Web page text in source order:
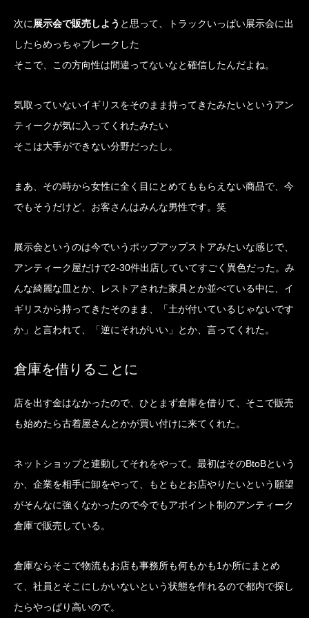
次に 展示会で販売しよう と思って、トラックいっぱい展示会に出
したらめっちゃブレークした
そこで、この方向性は間違ってないなと確信したんだよね。
気取っていないイギリスをそのまま持ってきたみたいというアン
ティークが気に入ってくれたみたい
そこは大手ができない分野だったし。
まあ、その時から女性に全く目にとめてももらえない商品で、今
でもそうだけど、お客さんはみんな男性です。笑
展示会というのは今でいうポップアップストアみたいな感じで、
アンティーク屋だけで2-30件出店していてすごく異色だった。み
んな綺麗な皿とか、レストアされた家具とか並べている中に、イ
ギリスから持ってきたそのまま、「土が付いているじゃないです
か」と言われて、「逆にそれがいい」とか、言ってくれた。
倉庫を借りることに
店を出す金はなかったので、ひとまず倉庫を借りて、そこで販売
も始めたら古着屋さんとかが買い付けに来てくれた。
ネットショップと連動してそれをやって。最初はそのBtoBという
か、企業を相手に卸をやって、もともとお店やりたいという願望
がそんなに強くなかったので今でもアポイント制のアンティーク
倉庫で販売している。
倉庫ならそこで物流もお店も事務所も何もかも1か所にまとめ
て、社員とそこにしかいないという状態を作れるので都内で探し
たらやっぱり高いので。